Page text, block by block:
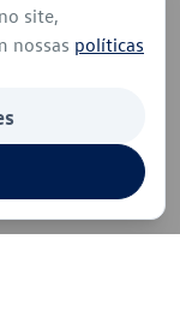
site,
nossas políticas